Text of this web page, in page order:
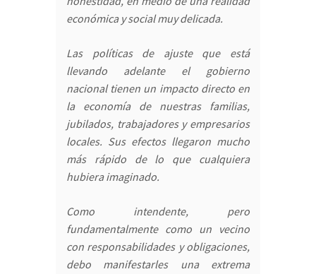
económica y social muy delicada.
Las políticas de ajuste que está
llevando adelante el gobierno
nacional tienen un impacto directo en
la economía de nuestras familias,
jubilados, trabajadores y empresarios
locales. Sus efectos llegaron mucho
más rápido de lo que cualquiera
hubiera imaginado.
Como intendente, pero
fundamentalmente como un vecino
con responsabilidades y obligaciones,
debo manifestarles una extrema